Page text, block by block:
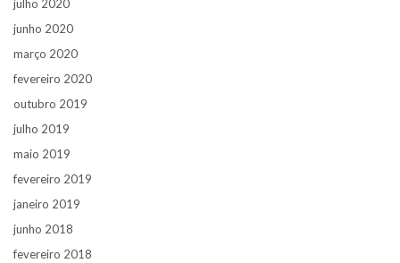
julho 2020
junho 2020
março 2020
fevereiro 2020
outubro 2019
julho 2019
maio 2019
fevereiro 2019
janeiro 2019
junho 2018
fevereiro 2018